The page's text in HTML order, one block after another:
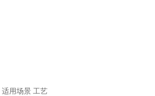
适用场景 工艺